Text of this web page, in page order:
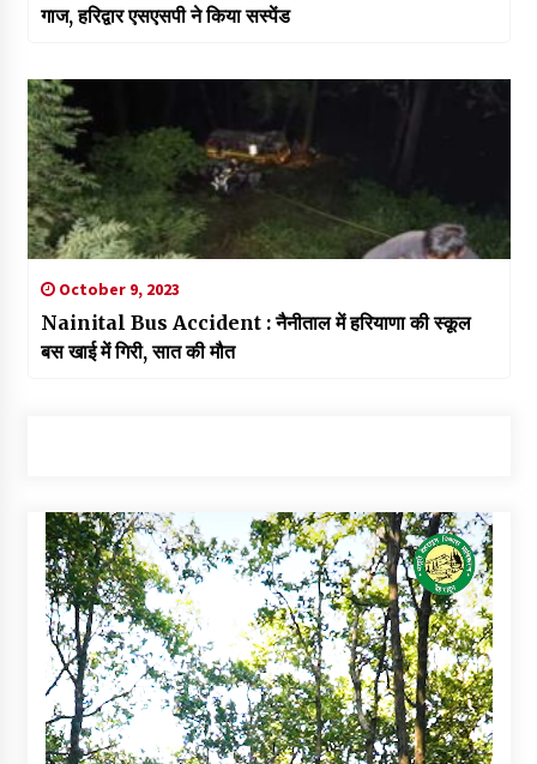
गाज, हरिद्वार एसएसपी ने किया सस्पेंड
October 9, 2023
Nainital Bus Accident : नैनीताल में हरियाणा की स्कूल
बस खाई में गिरी, सात की मौत